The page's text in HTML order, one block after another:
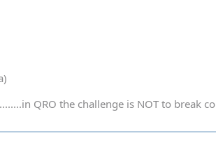
QRO the challenge is NOT to break